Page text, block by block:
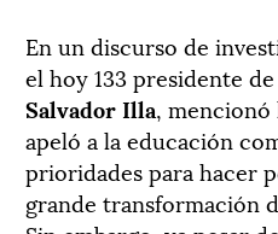
En un discurso de
el hoy 133 presidente
Salvador Illa, mencionó
apeló a la educación
prioridades para hacer
grande transformación